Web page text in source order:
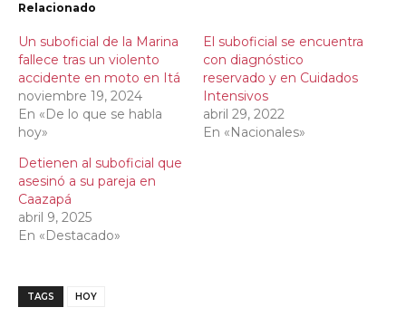
Relacionado
Un suboficial de la Marina
fallece tras un violento
accidente en moto en Itá
noviembre 19, 2024
En «De lo que se habla
hoy»
El suboficial se encuentra
con diagnóstico
reservado y en Cuidados
Intensivos
abril 29, 2022
En «Nacionales»
Detienen al suboficial que
asesinó a su pareja en
Caazapá
abril 9, 2025
En «Destacado»
TAGS HOY